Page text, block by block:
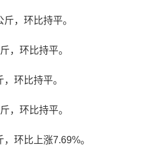
斤，环比持平。
，环比持平。
，环比持平。
，环比持平。
，环比上涨7.69%。